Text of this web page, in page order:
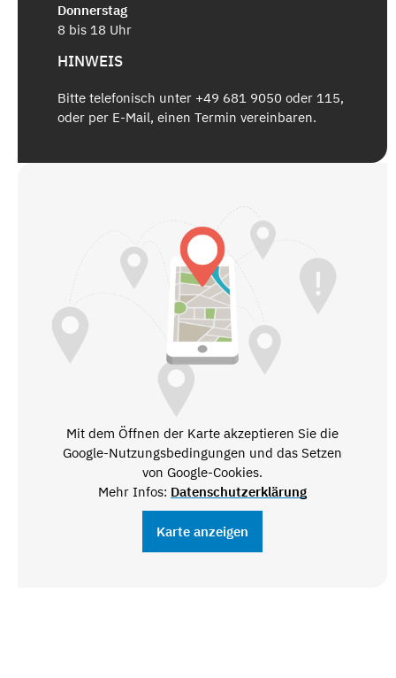
Donnerstag
8 bis 18 Uhr
HINWEIS
Bitte telefonisch unter +49 681 9050 oder 115,
oder per E-Mail, einen Termin vereinbaren.
Mit dem Öffnen der Karte akzeptieren Sie die
Google-Nutzungsbedingungen und das Setzen
von Google-Cookies.
Mehr Infos: Datenschutzerklärung
Karte anzeigen